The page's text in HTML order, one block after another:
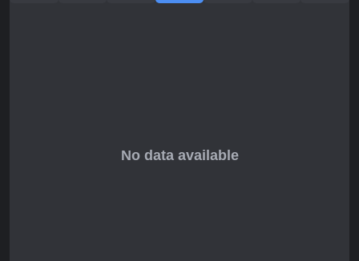
Mit einer „Overwhelmingly Positive"-Bewertung aus 29.961
Liebhaber. Actionjäger oder Visuell-Fans könnten es jedoch
zu zurückhaltend empfinden.